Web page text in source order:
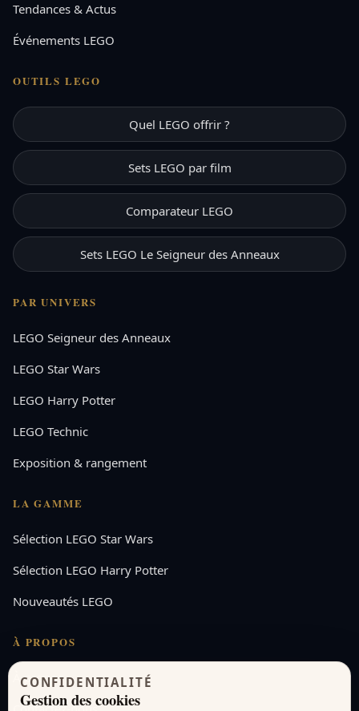
Tendances & Actus
Événements LEGO
OUTILS LEGO
Quel LEGO offrir ?
Sets LEGO par film
Comparateur LEGO
Sets LEGO Le Seigneur des Anneaux
PAR UNIVERS
LEGO Seigneur des Anneaux
LEGO Star Wars
LEGO Harry Potter
LEGO Technic
Exposition & rangement
LA GAMME
Sélection LEGO Star Wars
Sélection LEGO Harry Potter
Nouveautés LEGO
À PROPOS
À propos
CONFIDENTIALITÉ
Gestion des cookies